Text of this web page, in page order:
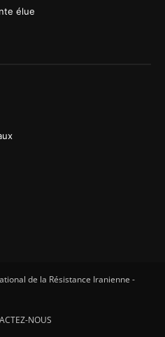
élue
de la Résistance Iranienne -
NOUS